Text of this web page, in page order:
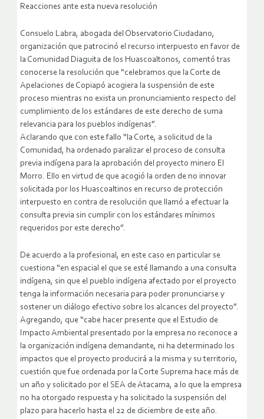
Reacciones ante esta nueva resolución
Consuelo Labra, abogada del Observatorio Ciudadano,
organización que patrocinó el recurso interpuesto en favor de
la Comunidad Diaguita de los Huascoaltonos, comentó tras
conocerse la resolución que “celebramos que la Corte de
Apelaciones de Copiapó acogiera la suspensión de este
proceso mientras no exista un pronunciamiento respecto del
cumplimiento de los estándares de este derecho de suma
relevancia para los pueblos indígenas”.
Aclarando que con este fallo “la Corte, a solicitud de la
Comunidad, ha ordenado paralizar el proceso de consulta
previa indígena para la aprobación del proyecto minero El
Morro. Ello en virtud de que acogió la orden de no innovar
solicitada por los Huascoaltinos en recurso de protección
interpuesto en contra de resolución que llamó a efectuar la
consulta previa sin cumplir con los estándares mínimos
requeridos por este derecho”.
De acuerdo a la profesional, en este caso en particular se
cuestiona “en espacial el que se esté llamando a una consulta
indígena, sin que el pueblo indígena afectado por el proyecto
tenga la información necesaria para poder pronunciarse y
sostener un diálogo efectivo sobre los alcances del proyecto”.
Agregando, que “cabe hacer presente que el Estudio de
Impacto Ambiental presentado por la empresa no reconoce a
la organización indígena demandante, ni ha determinado los
impactos que el proyecto producirá a la misma y su territorio,
cuestión que fue ordenada por la Corte Suprema hace más de
un año y solicitado por el SEA de Atacama, a lo que la empresa
no ha otorgado respuesta y ha solicitado la suspensión del
plazo para hacerlo hasta el 22 de diciembre de este año.